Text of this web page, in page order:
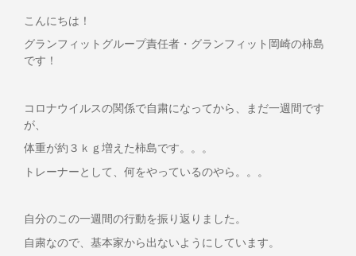
こんにちは！
グランフィットグループ責任者・グランフィット岡崎の柿島
です！
コロナウイルスの関係で自粛になってから、まだ一週間です
が、
体重が約３ｋｇ増えた柿島です。。。
トレーナーとして、何をやっているのやら。。。
自分のこの一週間の行動を振り返りました。
自粛なので、基本家から出ないようにしています。